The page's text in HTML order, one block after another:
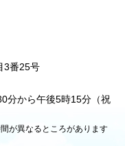
3番25号
分から午後5時15分（祝
が異なるところがあります